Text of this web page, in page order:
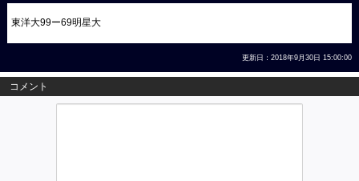
東洋大99ー69明星大
更新日：2018年9月30日 15:00:00
コメント